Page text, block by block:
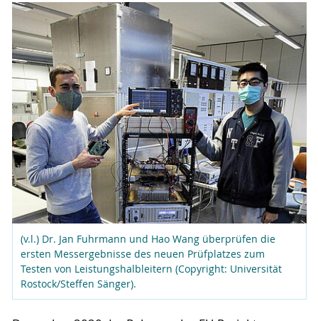
(v.l.) Dr. Jan Fuhrmann und Hao Wang überprüfen die
ersten Messergebnisse des neuen Prüfplatzes zum
Testen von Leistungshalbleitern (Copyright: Universität
Rostock/Steffen Sänger).